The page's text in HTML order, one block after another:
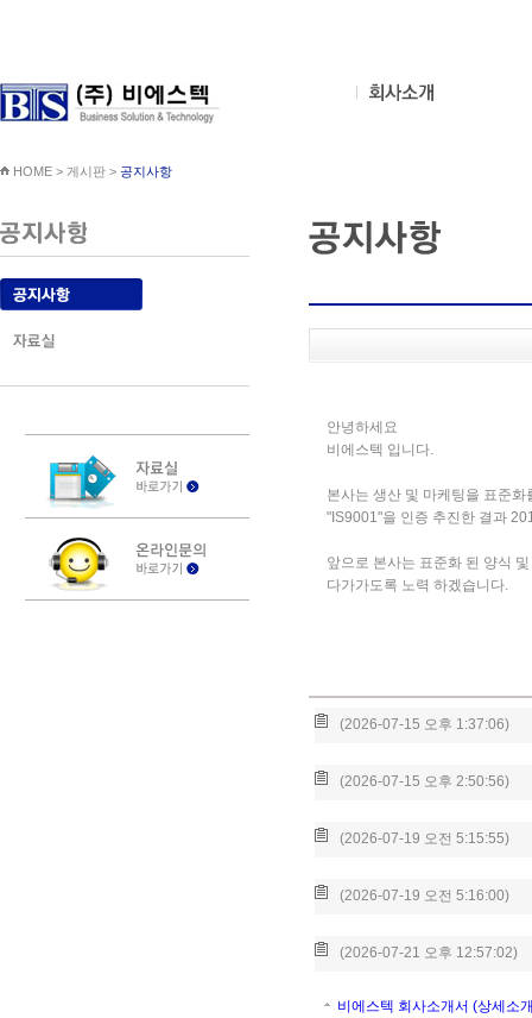
HOME > 게시판 > 공지사항
안녕하세요
비에스텍 입니다.
본사는 생산 및 마케팅을 표준
"IS9001"을 인증 추진한 결과
앞으로 본사는 표준화 된 양식
다가가도록 노력 하겠습니다.
(2026-07-15 오후 1:37:06)
(2026-07-15 오후 2:50:56)
(2026-07-19 오전 5:15:55)
(2026-07-19 오전 5:16:00)
(2026-07-21 오후 12:57:02)
비에스텍 회사소개서 (상세소